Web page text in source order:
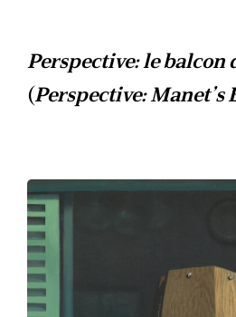
Perspective: le balcon
(Perspective: Manet’s